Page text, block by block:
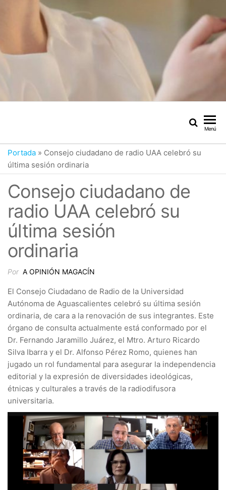
Menú
Portada » Consejo ciudadano de radio UAA celebró su
última sesión ordinaria
Consejo ciudadano de
radio UAA celebró su
última sesión
ordinaria
Por A OPINIÓN MAGACÍN
El Consejo Ciudadano de Radio de la Universidad
Autónoma de Aguascalientes celebró su última sesión
ordinaria, de cara a la renovación de sus integrantes. Este
órgano de consulta actualmente está conformado por el
Dr. Fernando Jaramillo Juárez, el Mtro. Arturo Ricardo
Silva Ibarra y el Dr. Alfonso Pérez Romo, quienes han
jugado un rol fundamental para asegurar la independencia
editorial y la expresión de diversidades ideológicas,
étnicas y culturales a través de la radiodifusora
universitaria.